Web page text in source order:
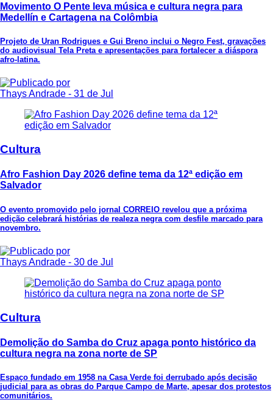
Movimento O Pente leva música e cultura negra para
Medellín e Cartagena na Colômbia
Projeto de Uran Rodrigues e Gui Breno inclui o Negro Fest, gravações
do audiovisual Tela Preta e apresentações para fortalecer a diáspora
afro-latina.
Thays Andrade - 31 de Jul
Cultura
Afro Fashion Day 2026 define tema da 12ª edição em
Salvador
O evento promovido pelo jornal CORREIO revelou que a próxima
edição celebrará histórias de realeza negra com desfile marcado para
novembro.
Thays Andrade - 30 de Jul
Cultura
Demolição do Samba do Cruz apaga ponto histórico da
cultura negra na zona norte de SP
Espaço fundado em 1958 na Casa Verde foi derrubado após decisão
judicial para as obras do Parque Campo de Marte, apesar dos protestos
comunitários.